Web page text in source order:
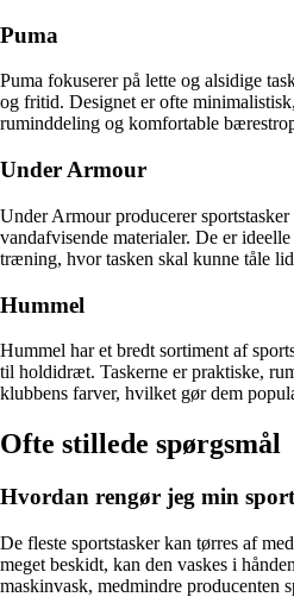
Puma
Puma fokuserer på lette og alsidige
og fritid. Designet er ofte
ruminddeling og komfortable
Under Armour
Under Armour producerer
vandafvisende materialer. De er
træning, hvor tasken skal kunne tåle
Hummel
Hummel har et bredt sortiment af
til holdidræt. Taskerne er praktiske,
klubbens farver, hvilket gør dem
Ofte stillede spørgsmål
Hvordan rengør jeg min
De fleste sportstasker kan tørres af
meget beskidt, kan den vaskes i
maskinvask, medmindre producenten